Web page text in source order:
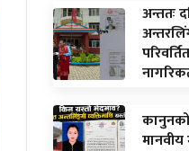
अन्ततः
मानवीय